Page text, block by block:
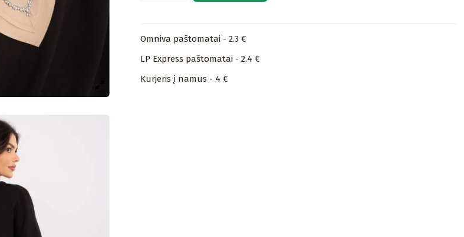
Omniva paštomatai - 2.3 €
LP Express paštomatai - 2.4 €
Kurjeris į namus - 4 €